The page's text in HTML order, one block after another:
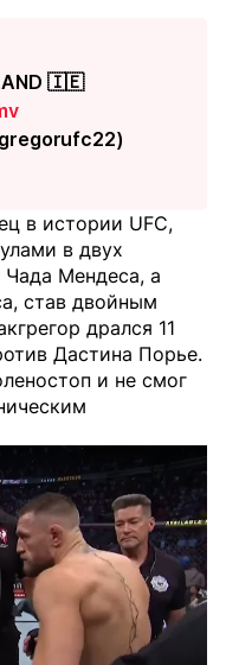
🇮🇪
в истории UFC,
в двух
Чада Мендеса, а
став двойным
дрался 11
Дастина Порье.
и не смог
видео YouTube